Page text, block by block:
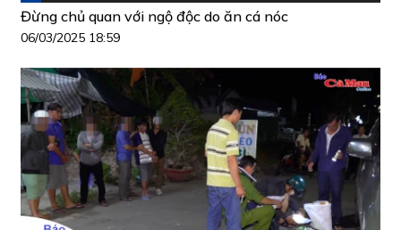
Đừng chủ quan với ngộ độc do ăn cá nóc
06/03/2025 18:59